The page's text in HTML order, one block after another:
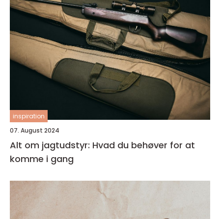
inspiration
07. August 2024
Alt om jagtudstyr: Hvad du behøver for at
komme i gang